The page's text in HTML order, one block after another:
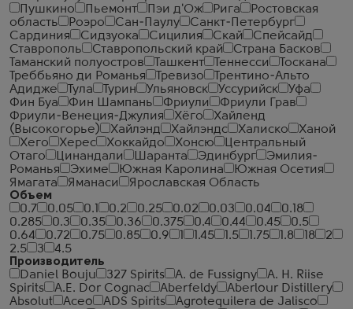
Пушкино
Пьемонт Пэи д'Ож Рига
Ростовская
область
Роэро Сан-Паулу
Санкт-Петербург
Сардиния
Сидзуока Сицилия Скай
Спейсайд
Ставрополь
Ставропольский край
Страна Басков
Таманский полуостров
Ташкент Теннесси
Тоскана
Треббьяно ди Романья
Тревизо
Трентино-Альто
Адидже
Тула Турин Ульяновск Уссурийск
Уфа
Фин Буа
Фин Шампань Фриули
Фриули Грав
Фриули-Венеция-Джулия
Хёго
Хайленд
(Высокогорье)
Хайлэнд Хайлэндс Халиско
Ханой
Хего
Херес Хоккайдо Хонсю
Центральный
Отаго
Цинандали Шаранта Эдинбург
Эмилия-
Романья
Эхиме Южная Каролина
Южная Осетия
Ямагата
Яманаси
Ярославская Область
Объем
0.7
0.05 0.1 0.2 0.25 0.02 0.03 0.04
0.18
0.285
0.3 0.35 0.36 0.375 0.4 0.44 0.45
0.5
0.64
0.72 0.75 0.85 0.9 1.45 1.5 1.75 1.8 18
2
2.5
3
4.5
Производитель
Daniel Bouju
327 Spirits A. de Fussigny
A. H. Riise
Spirits
A.E. Dor Cognac Aberfeldy
Aberlour Distillery
Absolut
Aceo ADS Spirits
Agrotequilera de Jalisco